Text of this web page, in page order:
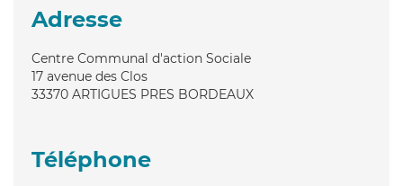
Adresse
Centre Communal d'action Sociale
17 avenue des Clos
33370 ARTIGUES PRES BORDEAUX
Téléphone